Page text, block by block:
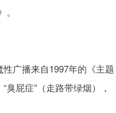
广播来自1997年的《主题
屁症”（走路带绿烟），